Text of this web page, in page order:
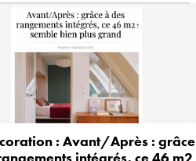
: Avant/Après : grâce